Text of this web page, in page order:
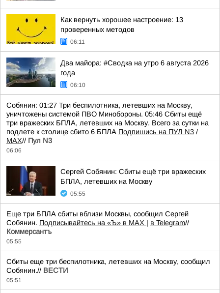
Как вернуть хорошее настроение: 13
проверенных методов
06:11
Два майора: #Сводка на утро 6 августа 2026
года
06:10
Собянин: 01:27 Три беспилотника, летевших на Москву,
уничтожены системой ПВО Минобороны. 05:46 Сбиты ещё
три вражеских БПЛА, летевших на Москву. Всего за сутки на
подлете к столице сбито 6 БПЛА Подпишись на ПУЛ N3 /
MAX// Пул N3
06:06
Сергей Собянин: Сбиты ещё три вражеских
БПЛА, летевших на Москву
05:55
Еще три БПЛА сбиты вблизи Москвы, сообщил Сергей
Собянин. Подписывайтесь на «Ъ» в MAX | в Telegram//
Коммерсантъ
05:55
Сбиты еще три беспилотника, летевших на Москву, сообщил
Собянин.// ВЕСТИ
05:51